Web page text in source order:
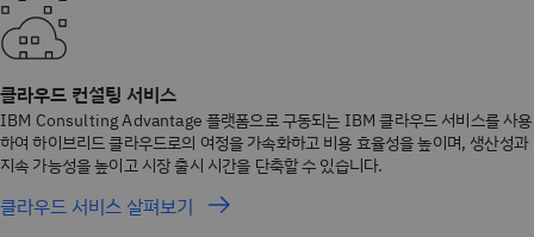
클라우드 컨설팅 서비스
IBM Consulting Advantage 플랫폼으로 구동되는 IBM 클라우드 서비스를 사용
하여 하이브리드 클라우드로의 여정을 가속화하고 비용 효율성을 높이며, 생산성과
지속 가능성을 높이고 시장 출시 시간을 단축할 수 있습니다.
클라우드 서비스 살펴보기